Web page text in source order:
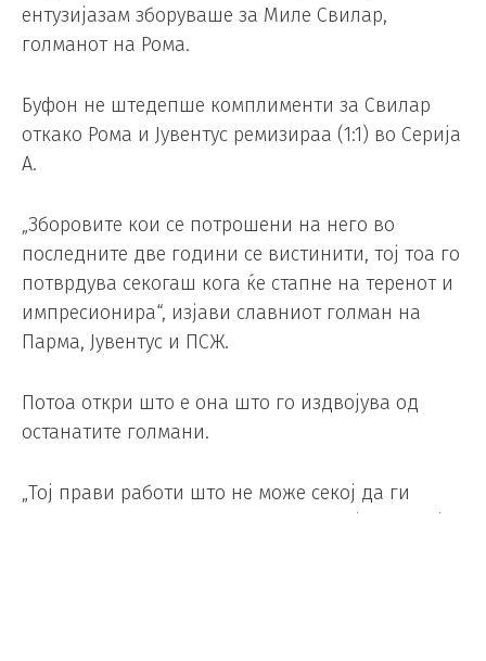
ентузијазам зборуваше за Миле Свилар,
голманот на Рома.
Буфон не штедепше комплименти за Свилар
откако Рома и Јувентус ремизираа (1:1) во Серија
А.
„Зборовите кои се потрошени на него во
последните две години се вистинити, тој тоа го
потврдува секогаш кога ќе стапне на теренот и
импресионира“, изјави славниот голман на
Парма, Јувентус и ПСЖ.
Потоа откри што е она што го издвојува од
останатите голмани.
„Тој прави работи што не може секој да ги
направи“, рече рекордерот на Италија по бројот